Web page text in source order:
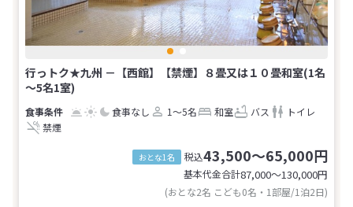
行っトク★九州 －【西館】【禁煙】８畳又は１０畳和室(1名
～5名1室)
食事なし 1～5名 和室 バス
トイレ
禁煙
おとな1名 税込43,500～65,000円
基本代金合計87,000〜130,000円
(おとな2名 こども0名・1部屋/1泊2日)